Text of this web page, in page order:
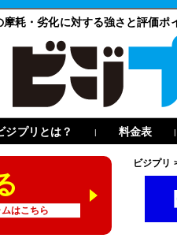
耗・劣化に対する強さと評価ポ
ジプリとは？ | 料金表 |
ビジプリ
はこちら